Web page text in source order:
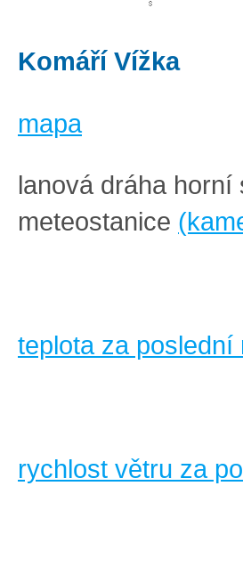
Komáří Vížka
mapa
lanová dráha
meteostanice
teplota za poslední
rychlost větru za